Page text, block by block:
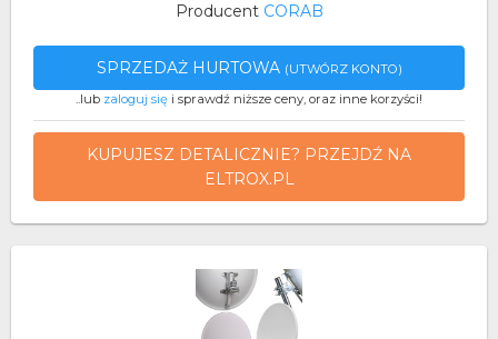
Producent CORAB
SPRZEDAŻ HURTOWA (UTWÓRZ KONTO)
..lub zaloguj się i sprawdź niższe ceny, oraz inne korzyści!
KUPUJESZ DETALICZNIE? PRZEJDŹ NA
ELTROX.PL